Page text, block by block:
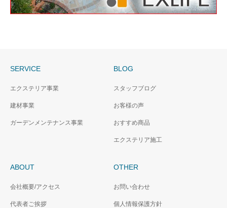
SERVICE
エクステリア事業
建材事業
ガーデンメンテナンス事業
BLOG
スタッフブログ
お客様の声
おすすめ商品
エクステリア施工
ABOUT
会社概要/アクセス
代表者ご挨拶
OTHER
お問い合わせ
個人情報保護方針